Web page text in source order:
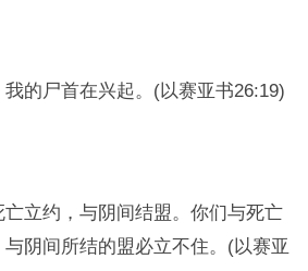
的尸首在兴起。(以赛亚书26:19)
立约，与阴间结盟。你们与死亡
阴间所结的盟必立不住。(以赛亚